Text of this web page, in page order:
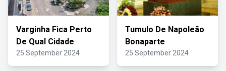
Varginha Fica Perto
De Qual Cidade
25 September 2024
Tumulo De Napoleão
Bonaparte
25 September 2024